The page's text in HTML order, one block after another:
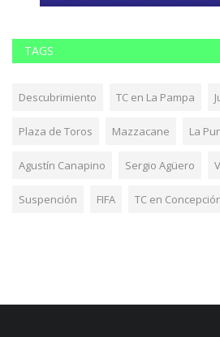
TAGS
Descubrimiento TC en La Pampa
Plaza de Toros Mazzacane La
Agustín Canapino Sergio Agüero
Suspención FIFA TC en